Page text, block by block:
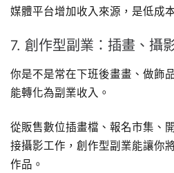
媒體平台增加收入來源，是低成
7. 創作型副業：插畫、攝
你是不是常在下班後畫畫、做飾
能轉化為副業收入。
從販售數位插畫檔、報名市集、
接攝影工作，創作型副業能讓你
作品。